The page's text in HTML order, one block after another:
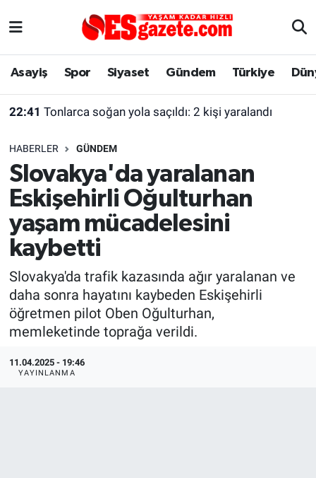
Asayiş Spor Siyaset Gündem Türkiye
22:41 Tonlarca soğan yola saçıldı: 2 kişi yaralandı
HABERLER GÜNDEM
Slovakya'da yaralanan
Eskişehirli Oğulturhan
yaşam mücadelesini
kaybetti
Slovakya'da trafik kazasında ağır yaralanan ve
daha sonra hayatını kaybeden Eskişehirli
öğretmen pilot Oben Oğulturhan,
memleketinde toprağa verildi.
11.04.2025 - 19:46
YAYINLANMA
Asayiş
Gündem
Türkiye
Dünya
Sağlık
Alış-Veriş/İş dünyası
Yaşam
Eskişehirspor Arşivi
Eskişehir Arşivi
Röportaj
Ekonomi
Kültür Sanat
Bilecik
Eskişehir Nöbetçi Eczaneler
Süper Lig Puan Durumu ve Fikstür
Tüm Manşetler
Son Dakika Haberleri
Haber Arşivi